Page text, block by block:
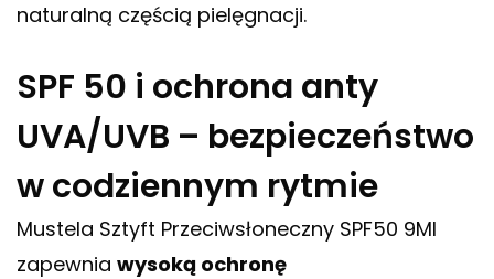
naturalną częścią pielęgnacji.
SPF 50 i ochrona anty
UVA/UVB – bezpieczeństwo
w codziennym rytmie
Mustela Sztyft Przeciwsłoneczny SPF50 9Ml
zapewnia wysoką ochronę